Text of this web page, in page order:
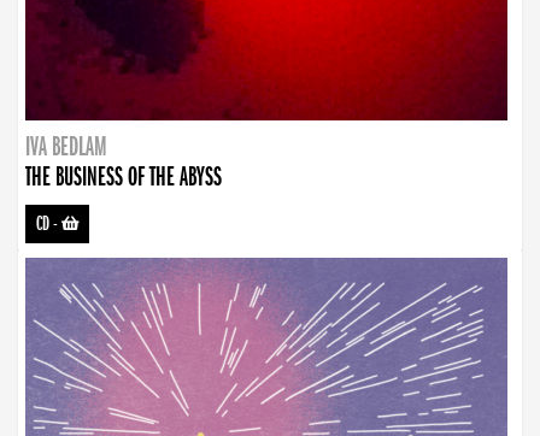
IVA BEDLAM
THE BUSINESS OF THE ABYSS
CD-